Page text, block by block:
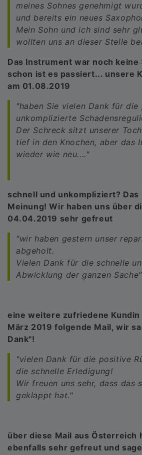
meines Sohnes genehmigt
und bereits ein neues
Mein Sohn und ich sind sehr
wollten uns an dieser Stelle
Das Instrument war noch keine
schon ist es passiert... unsere
am 01.08.2019
"haben Sie vielen Dank für
unkomplizierte
Der Schreck sitzt unserer
tief in den Knochen, aber das
wieder wie neu...."
schnell und unkompliziert? Das
Meinung! Wir haben uns über
04.04.2019 sehr gefreut
"wir haben gestern unser
abgeholt.
Vielen Dank für die schnelle
Abwicklung der ganzen Sache"
eine weitere zufriedene
März 2019 folgende Mail, wir
Dank"!
"vielen Dank für die positive
die schnelle Erledigung!
Wir freuen uns sehr, dass das
geklappt hat."
über diese Mail aus Österreich
ebenfalls sehr gefreut und